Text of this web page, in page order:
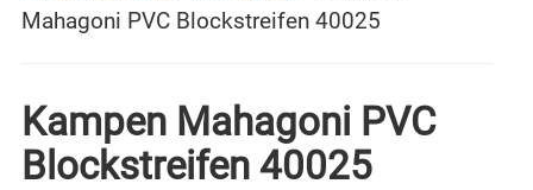
Mahagoni PVC Blockstreifen 40025
Kampen Mahagoni PVC
Blockstreifen 40025